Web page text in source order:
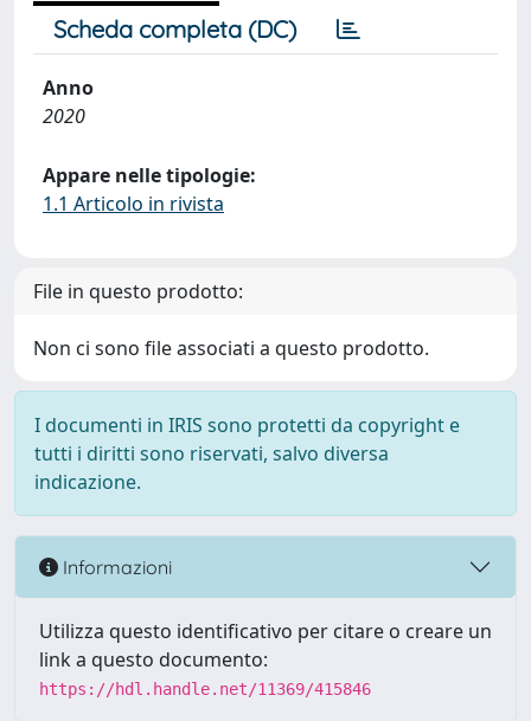
Scheda completa (DC)
Anno
2020
Appare nelle tipologie:
1.1 Articolo in rivista
File in questo prodotto:
Non ci sono file associati a questo prodotto.
I documenti in IRIS sono protetti da copyright e
tutti i diritti sono riservati, salvo diversa
indicazione.
Informazioni
Utilizza questo identificativo per citare o creare un
link a questo documento:
https://hdl.handle.net/11369/415846